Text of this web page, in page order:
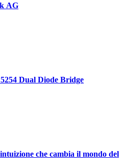
AG
che cambia il mondo del